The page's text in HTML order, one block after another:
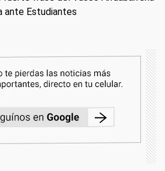
ante Estudiantes